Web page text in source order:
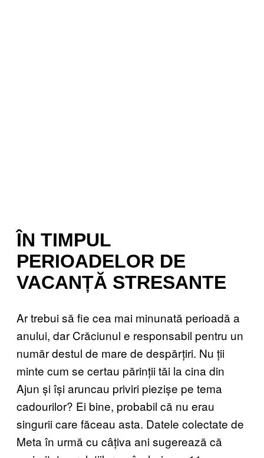
ÎN TIMPUL
PERIOADELOR DE
VACANȚĂ STRESANTE
Ar trebui să fie cea mai minunată perioadă a
anului, dar Crăciunul e responsabil pentru un
număr destul de mare de despărțiri. Nu ții
minte cum se certau părinții tăi la cina din
Ajun și își aruncau priviri piezișe pe tema
cadourilor? Ei bine, probabil că nu erau
singurii care făceau asta. Datele colectate de
Meta în urmă cu câțiva ani sugerează că